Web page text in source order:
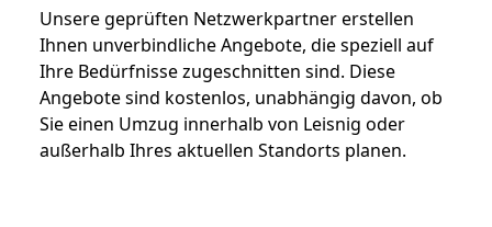
Unsere geprüften Netzwerkpartner erstellen
Ihnen unverbindliche Angebote, die speziell auf
Ihre Bedürfnisse zugeschnitten sind. Diese
Angebote sind kostenlos, unabhängig davon, ob
Sie einen Umzug innerhalb von Leisnig oder
außerhalb Ihres aktuellen Standorts planen.